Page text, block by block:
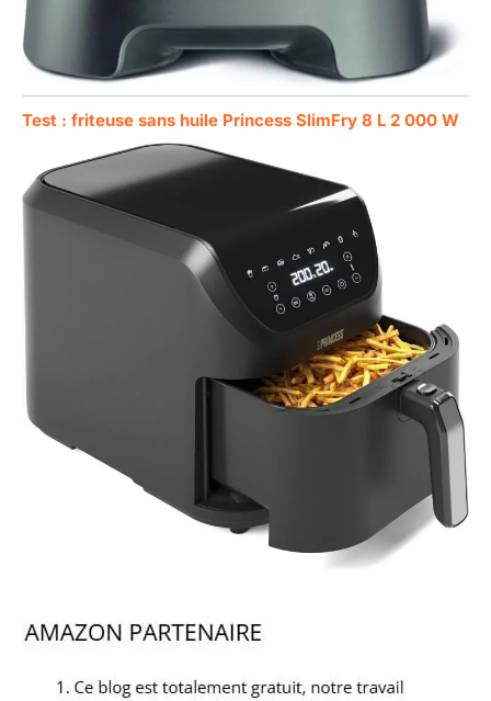
Test : friteuse sans huile Princess SlimFry 8 L 2 000 W